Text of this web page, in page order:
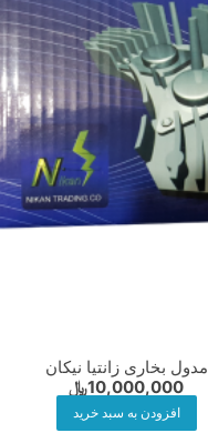
مدول بخاری زانتیا نیکان
10,000,000﷼
افزودن به سبد خرید